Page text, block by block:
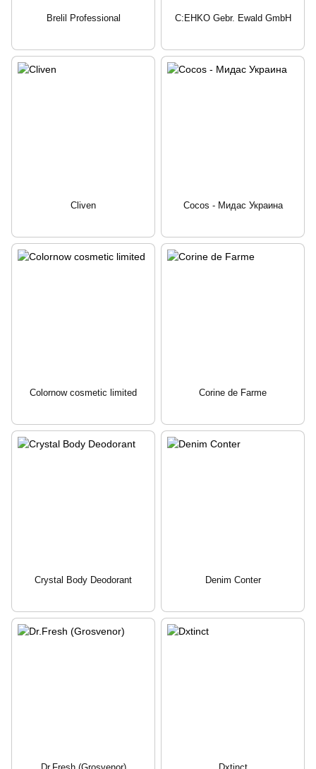
Brelil Professional C:EHKO Gebr. Ewald GmbH
Cliven Cocos - Мидас Украина
Colornow cosmetic limited Corine de Farme
Crystal Body Deodorant Denim Conter